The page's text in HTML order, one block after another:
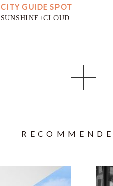
CITY GUIDE SPOT
SUNSHINE+CLOUD